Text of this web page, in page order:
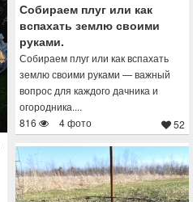
Собираем плуг или как
вспахать землю своими
руками.
Собираем плуг или как вспахать
землю своими руками — важный
вопрос для каждого дачника и
огородника....
816
4 фото 52